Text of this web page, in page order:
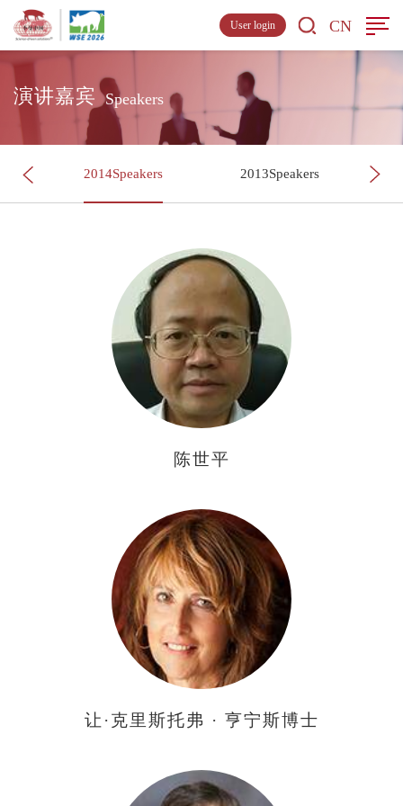
CN
User login
演讲嘉宾 Speakers
2014Speakers 2013Speakers
陈世平
让·克里斯托弗 · 亨宁斯博士